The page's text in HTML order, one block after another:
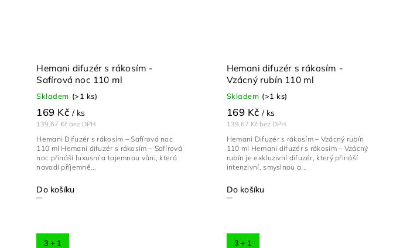
Hemani difuzér s rákosím -
Safírová noc 110 ml
Skladem (>1 ks)
139,67 Kč bez DPH
169 Kč / ks
Do košíku
Hemani Difuzér s rákosím – Safírová noc
110 ml Hemani difuzér s rákosím – Safírová
noc přináší luxusní a tajemnou vůni, která
navodí příjemně...
Hemani difuzér s rákosím -
Vzácný rubín 110 ml
Skladem (>1 ks)
139,67 Kč bez DPH
169 Kč/ ks
Do košíku
Hemani Difuzér s rákosím – Vzácný rubín
110 ml Hemani difuzér s rákosím – Vzácný
rubín je exkluzivní difuzér, který přináší
intenzivní, smyslnou a...
3 + 1 3 + 1